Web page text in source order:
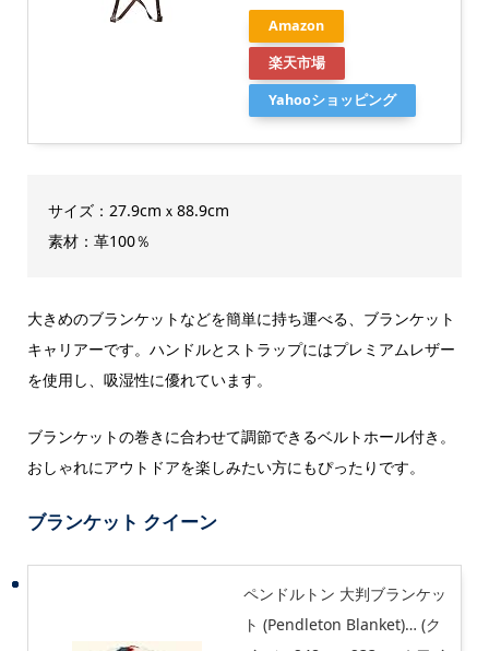
Amazon
楽天市場
Yahooショッピング
サイズ：27.9cmｘ88.9cm
素材：革100％
大きめのブランケットなどを簡単に持ち運べる、ブランケット
キャリアーです。ハンドルとストラップにはプレミアムレザー
を使用し、吸湿性に優れています。
ブランケットの巻きに合わせて調節できるベルトホール付き。
おしゃれにアウトドアを楽しみたい方にもぴったりです。
ブランケット クイーン
ペンドルトン 大判ブランケッ
ト (Pendleton Blanket)… (ク